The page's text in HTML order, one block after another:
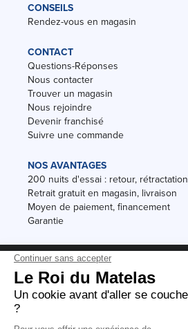
CONSEILS
Rendez-vous en magasin
CONTACT
Questions-Réponses
Nous contacter
Trouver un magasin
Nous rejoindre
Devenir franchisé
Suivre une commande
NOS AVANTAGES
200 nuits d'essai : retour, rétractation
Retrait gratuit en magasin, livraison
Moyen de paiement, financement
Garantie
Conditions des offres
Black Friday
Destockage